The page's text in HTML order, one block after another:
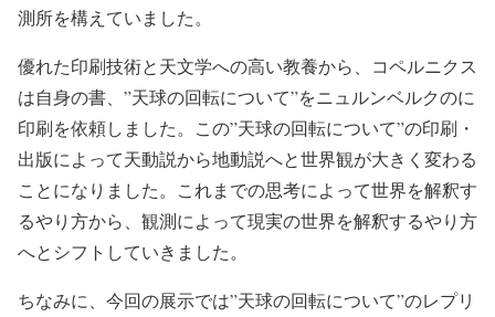
測所を構えていました。
優れた印刷技術と天文学への高い教養から、コペルニクス
は自身の書、”天球の回転について”をニュルンベルクのに
印刷を依頼しました。この”天球の回転について”の印刷・
出版によって天動説から地動説へと世界観が大きく変わる
ことになりました。これまでの思考によって世界を解釈す
るやり方から、観測によって現実の世界を解釈するやり方
へとシフトしていきました。
ちなみに、今回の展示では”天球の回転について”のレプリ